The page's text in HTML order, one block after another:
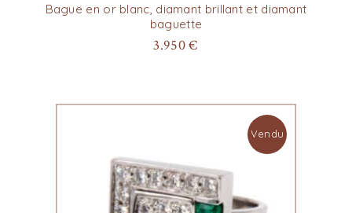
Bague en or blanc, diamant brillant et diamant
baguette
3.950€
Vendu